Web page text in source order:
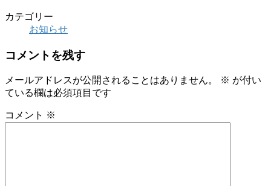
カテゴリー
お知らせ
コメントを残す
メールアドレスが公開されることはありません。 ※ が付い
ている欄は必須項目です
コメント ※